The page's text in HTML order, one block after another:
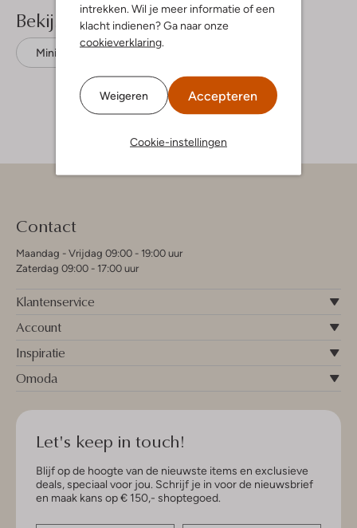
intrekken. Wil je meer informatie of een
klacht indienen? Ga naar onze
cookieverklaring.
Weigeren Accepteren
Cookie-instellingen
Bekijk meer
Minirokken Like Flo
Contact
Maandag - Vrijdag 09:00 - 19:00 uur
Zaterdag 09:00 - 17:00 uur
Klantenservice
Account
Inspiratie
Omoda
Let's keep in touch!
Blijf op de hoogte van de nieuwste items en exclusieve
deals, speciaal voor jou. Schrijf je in voor de nieuwsbrief
en maak kans op € 150,- shoptegoed.